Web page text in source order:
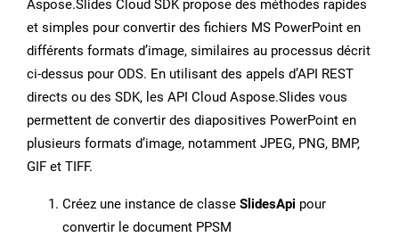
Aspose.Slides Cloud SDK propose des méthodes rapides
et simples pour convertir des fichiers MS PowerPoint en
différents formats d’image, similaires au processus décrit
ci-dessus pour ODS. En utilisant des appels d’API REST
directs ou des SDK, les API Cloud Aspose.Slides vous
permettent de convertir des diapositives PowerPoint en
plusieurs formats d’image, notamment JPEG, PNG, BMP,
GIF et TIFF.
Créez une instance de classe SlidesApi pour
convertir le document PPSM